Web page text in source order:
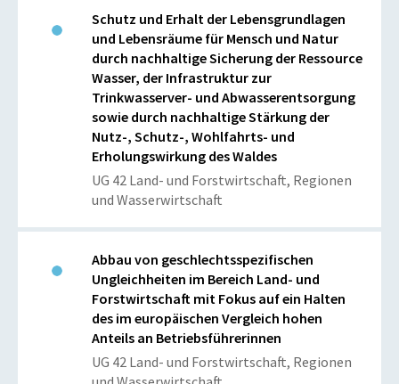
Schutz und Erhalt der Lebensgrundlagen
und Lebensräume für Mensch und Natur
durch nachhaltige Sicherung der Ressource
Wasser, der Infrastruktur zur
Trinkwasserver- und Abwasserentsorgung
sowie durch nachhaltige Stärkung der
Nutz-, Schutz-, Wohlfahrts- und
Erholungswirkung des Waldes
UG 42 Land- und Forstwirtschaft, Regionen
und Wasserwirtschaft
Abbau von geschlechtsspezifischen
Ungleichheiten im Bereich Land- und
Forstwirtschaft mit Fokus auf ein Halten
des im europäischen Vergleich hohen
Anteils an Betriebsführerinnen
UG 42 Land- und Forstwirtschaft, Regionen